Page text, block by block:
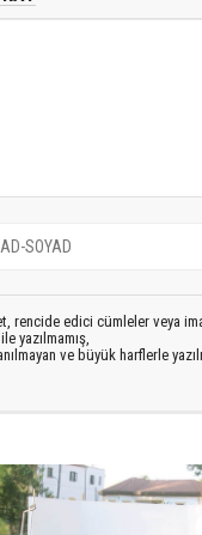
rencide edici cümleler veya
yazılmamış,
ve büyük harflerle